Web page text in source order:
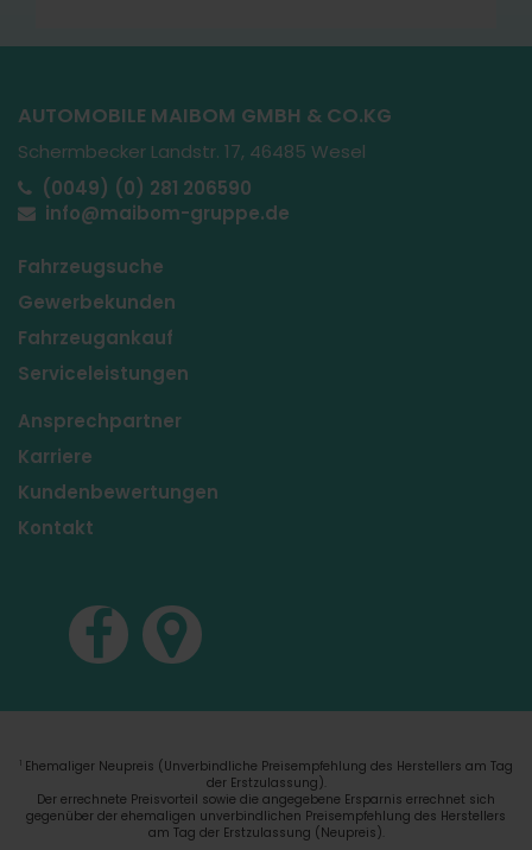
AUTOMOBILE MAIBOM GMBH & CO.KG
Schermbecker Landstr. 17, 46485 Wesel
(0049) (0) 281 206590
info@maibom-gruppe.de
Fahrzeugsuche
Gewerbekunden
Fahrzeugankauf
Serviceleistungen
Ansprechpartner
Karriere
Kundenbewertungen
Kontakt
1 Ehemaliger Neupreis (Unverbindliche Preisempfehlung des Herstellers am Tag
der Erstzulassung).
Der errechnete Preisvorteil sowie die angegebene Ersparnis errechnet sich
gegenüber der ehemaligen unverbindlichen Preisempfehlung des Herstellers
am Tag der Erstzulassung (Neupreis).